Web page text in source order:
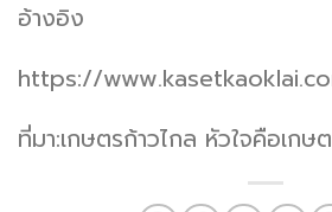
อ้างอิง
https://
ที่มา:เกษตรก้าวไกล หัวใจคือเกษ